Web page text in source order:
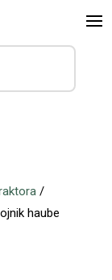
/
haube